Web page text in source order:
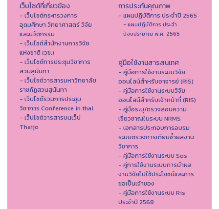
เว็บไซต์ที่เกี่ยวข้อง
- เว็บไซต์กระทรวงการ
อุดมศึกษา วิทยาศาสตร์ วิจัย
และนวัตกรรม
- เว็บไซต์สำนักงานการวิจัย
แห่งชาติ (วช.)
- เว็บไซต์การประชุมวิชาการ
สวนสุนันทา
- เว็บไซต์วารสารมหาวิทยาลัย
ราชภัฏสวนสุนันทา
- เว็บไซต์รวมการประชุม
วิชาการ Conference in thai
- เว็ปไซต์วารสารบนเว็ป
Thaijo
การประกันคุณภาพ
- แผนปฏิบัติการ ประจำปี 2565
- แผนปฏิบัติการ ประจำ
ปีงบประมาณ พ.ศ. 2565
คู่มือใช้งานสารสนเทศ
- คู่มือการใช้งานระบบวิจัย
ออนไลน์สำหรับอาจารย์ (RIS)
- คู่มือการใช้งานระบบวิจัย
ออนไลน์สำหรับเจ้าหน้าที่ (RIS)
- คู่มือระบุ/ตรวจสอบความ
เชี่ยวชาญในระบบ NRMS
- เอกสารประกอบการอบรม
ระบบตรวจการเทียบซ้ำผลงาน
วิชาการ
- คู่มือการใช้งานระบบ Sos
- คู่การใช้งานระบบการนำผล
งานวิจัยไปใช้ประโยชน์และการ
ขอเป็นเจ้าของ
- คู่มือการใช้งานระบบ Ris
ประจำปี 2568